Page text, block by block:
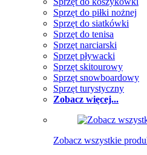
Sprzęt do piłki nożnej
Sprzęt do siatkówki
Sprzęt do tenisa
Sprzęt narciarski
Sprzęt pływacki
Sprzęt skitourowy
Sprzęt snowboardowy
Sprzęt turystyczny
Zobacz więcej...
Zobacz wszystkie